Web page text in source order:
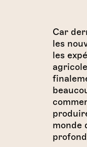
Car
les
les
monde